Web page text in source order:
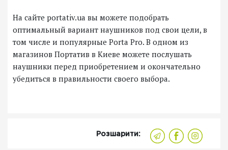
На сайте portativ.ua вы можете подобрать
оптимальный вариант наушников под свои цели, в
том числе и популярные Porta Pro. В одном из
магазинов Портатив в Киеве можете послушать
наушники перед приобретением и окончательно
убедиться в правильности своего выбора.
Розшарити: